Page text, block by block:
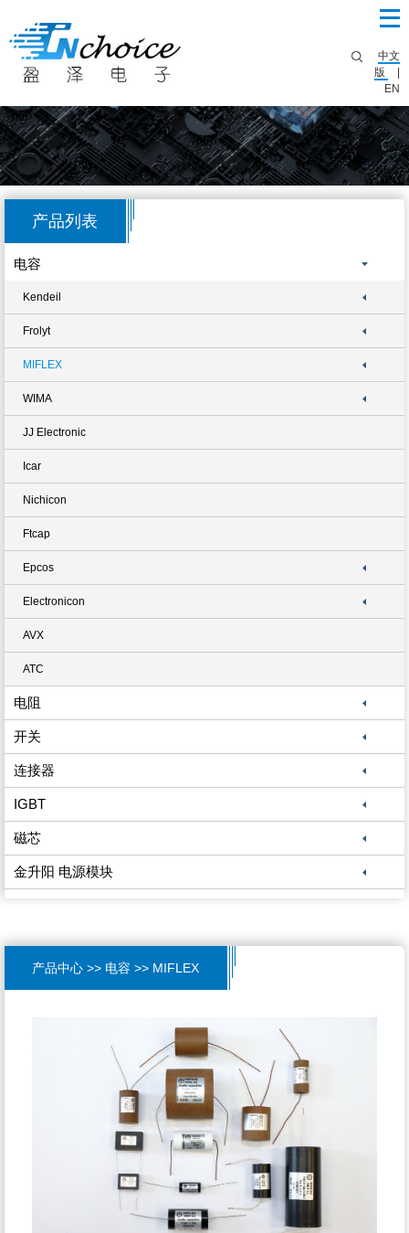
中文
版
EN
产品列表
电容
Kendeil
Frolyt
MIFLEX
WIMA
JJ Electronic
Icar
Nichicon
Ftcap
Epcos
Electronicon
AVX
ATC
电阻
开关
连接器
IGBT
磁芯
金升阳 电源模块
产品中心 >> 电容 >> MIFLEX